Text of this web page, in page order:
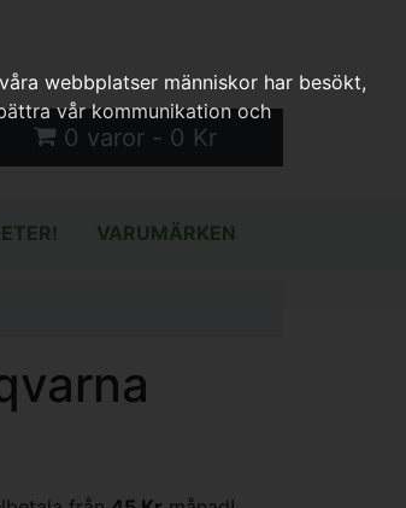
0 varor - 0 Kr
VARUMÄRKEN
webbplatser människor har besökt,
vår kommunikation och